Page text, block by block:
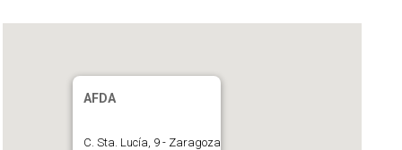
AFDA
C. Sta. Lucía, 9 - Zaragoza